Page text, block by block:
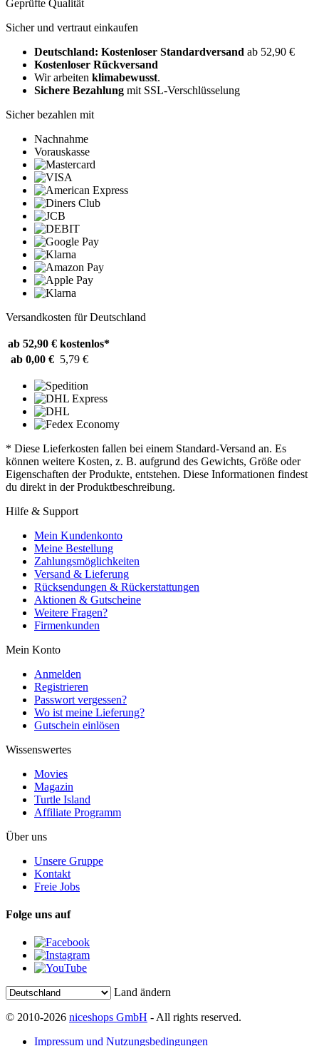
Geprüfte Qualität
Sicher und vertraut einkaufen
Deutschland: Kostenloser Standardversand ab 52,90 €
Kostenloser Rückversand
Wir arbeiten klimabewusst.
Sichere Bezahlung mit SSL-Verschlüsselung
Sicher bezahlen mit
Nachnahme
Vorauskasse
Versandkosten für Deutschland
ab 52,90 € kostenlos*
ab 0,00 € 5,79 €
* Diese Lieferkosten fallen bei einem Standard-Versand an. Es
können weitere Kosten, z. B. aufgrund des Gewichts, Größe oder
Eigenschaften der Produkte, entstehen. Diese Informationen findest
du direkt in der Produktbeschreibung.
Hilfe & Support
Mein Kundenkonto
Meine Bestellung
Zahlungsmöglichkeiten
Versand & Lieferung
Rücksendungen & Rückerstattungen
Aktionen & Gutscheine
Weitere Fragen?
Firmenkunden
Mein Konto
Anmelden
Registrieren
Passwort vergessen?
Wo ist meine Lieferung?
Gutschein einlösen
Wissenswertes
Movies
Magazin
Turtle Island
Affiliate Programm
Über uns
Unsere Gruppe
Kontakt
Freie Jobs
Folge uns auf
Land ändern
© 2010-2026 niceshops GmbH - All rights reserved.
Impressum und Nutzungsbedingungen